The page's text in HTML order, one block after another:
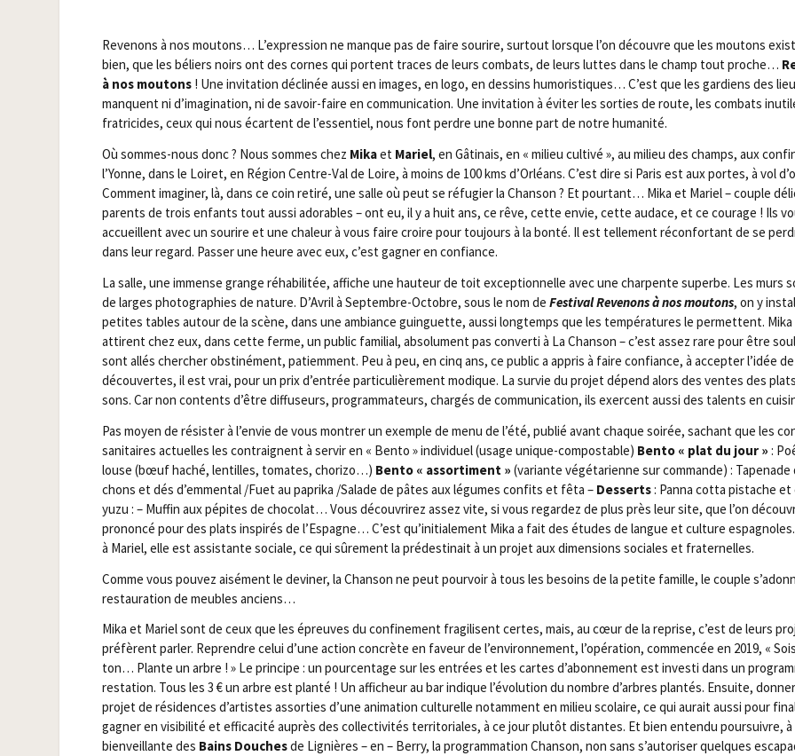
Reve­nons à nos mou­tons… L’expression ne manque pas de faire sou­rire, sur­tout lorsque l’on découvre que les mou­tons
bien, que les béliers noirs ont des cornes qui portent traces de leurs com­bats, de leurs luttes dans le champ tout proche…
à nos mou­tons ! Une invi­ta­tion décli­née aus­si en images, en logo, en des­sins humo­ris­tiques… C’est que les gar­diens des
manquent ni d’imagination, ni de savoir-faire en com­mu­ni­ca­tion. Une invi­ta­tion à évi­ter les sor­ties de route, les com­bats
fra­tri­cides, ceux qui nous écartent de l’essentiel, nous font perdre une bonne part de notre humanité.
Où sommes-nous donc ? Nous sommes chez Mikaet Mariel, en Gâti­nais, en « milieu culti­vé », au milieu des champs, aux
l’Yonne, dans le Loi­ret, en Région Centre-Val de Loire, à moins de 100 kms d’Orléans. C’est dire si Paris est aux portes, à vol
Com­ment ima­gi­ner, là, dans ce coin reti­ré, une salle où peut se réfu­gier la Chan­son ? Et pour­tant… Mika et Mariel – couple
parents de trois enfants tout aus­si ado­rables – ont eu, il y a huit ans, ce rêve, cette envie, cette audace, et ce cou­rage ! Ils
accueillent avec un sou­rire et une cha­leur à vous faire croire pour tou­jours à la bon­té. Il est tel­le­ment récon­for­tant de se
dans leur regard. Pas­ser une heure avec eux, c’est gagner en confiance.
La salle, une immense grange réha­bi­li­tée, affiche une hau­teur de toit excep­tion­nelle avec une char­pente superbe. Les murs
de larges pho­to­gra­phies de nature. D’Avril à Sep­tembre-Octobre, sous le nom de Fes­ti­val Reve­nons à nos mou­tons, on y
petites tables autour de la scène, dans une ambiance guin­guette, aus­si long­temps que les tem­pé­ra­tures le per­mettent.
attirent chez eux, dans cette ferme, un public fami­lial, abso­lu­ment pas conver­ti à La Chan­son – c’est assez rare pour être
sont allés cher­cher obs­ti­né­ment, patiem­ment. Peu à peu, en cinq ans, ce public a appris à faire confiance, à accep­ter l’idée
décou­vertes, il est vrai, pour un prix d’entrée par­ti­cu­liè­re­ment modique. La sur­vie du pro­jet dépend alors des ventes des
sons. Car non contents d’être dif­fu­seurs, pro­gram­ma­teurs, char­gés de com­mu­ni­ca­tion, ils exercent aus­si des talents en
Pas moyen de résis­ter à l’envie de vous mon­trer un exemple de menu de l’été, publié avant chaque soi­rée, sachant que les
sani­taires actuelles les contraignent à ser­vir en « Ben­to » indi­vi­duel (usage unique-com­pos­table) Ben­to « plat du jour » :
louse (bœuf haché, len­tilles, tomates, cho­ri­zo…) Ben­to « assor­ti­ment » (variante végé­ta­rienne sur com­mande) :
chons et dés d’emmental /​Fuet au papri­ka /​Salade de pâtes aux légumes confits et fêta – Des­serts: Pan­na cot­ta pis­tache et
yuzu : – Muf­fin aux pépites de cho­co­lat… Vous décou­vri­rez assez vite, si vous regar­dez de plus près leur site, que l’on
pro­non­cé pour des plats ins­pi­rés de l’Espagne… C’est qu’initialement Mika a fait des études de langue et culture
à Mariel, elle est assis­tante sociale, ce qui sûre­ment la pré­des­ti­nait à un pro­jet aux dimen­sions sociales et fraternelles.
Comme vous pou­vez aisé­ment le devi­ner, la Chan­son ne peut pour­voir à tous les besoins de la petite famille, le couple
res­tau­ra­tion de meubles anciens…
Mika et Mariel sont de ceux que les épreuves du confi­ne­ment fra­gi­lisent certes, mais, au cœur de la reprise, c’est de leurs
pré­fèrent par­ler. Reprendre celui d’une action concrète en faveur de l’environnement, l’opération, com­men­cée en 2019, «
ton… Plante un arbre ! » Le prin­cipe : un pour­cen­tage sur les entrées et les cartes d’abonnement est inves­ti dans un
res­ta­tion. Tous les 3 € un arbre est plan­té ! Un affi­cheur au bar indique l’évolution du nombre d’arbres plan­tés. Ensuite,
pro­jet de rési­dences d’artistes assor­ties d’une ani­ma­tion cultu­relle notam­ment en milieu sco­laire, ce qui aurait aus­si pour
gagner en visi­bi­li­té et effi­ca­ci­té auprès des col­lec­ti­vi­tés ter­ri­to­riales, à ce jour plu­tôt dis­tantes. Et bien enten­du pour­suivre, à
bien­veillante des Bains Douchesde Lignières – en – Ber­ry, la pro­gram­ma­tion Chan­son, non sans s’autoriser quelques